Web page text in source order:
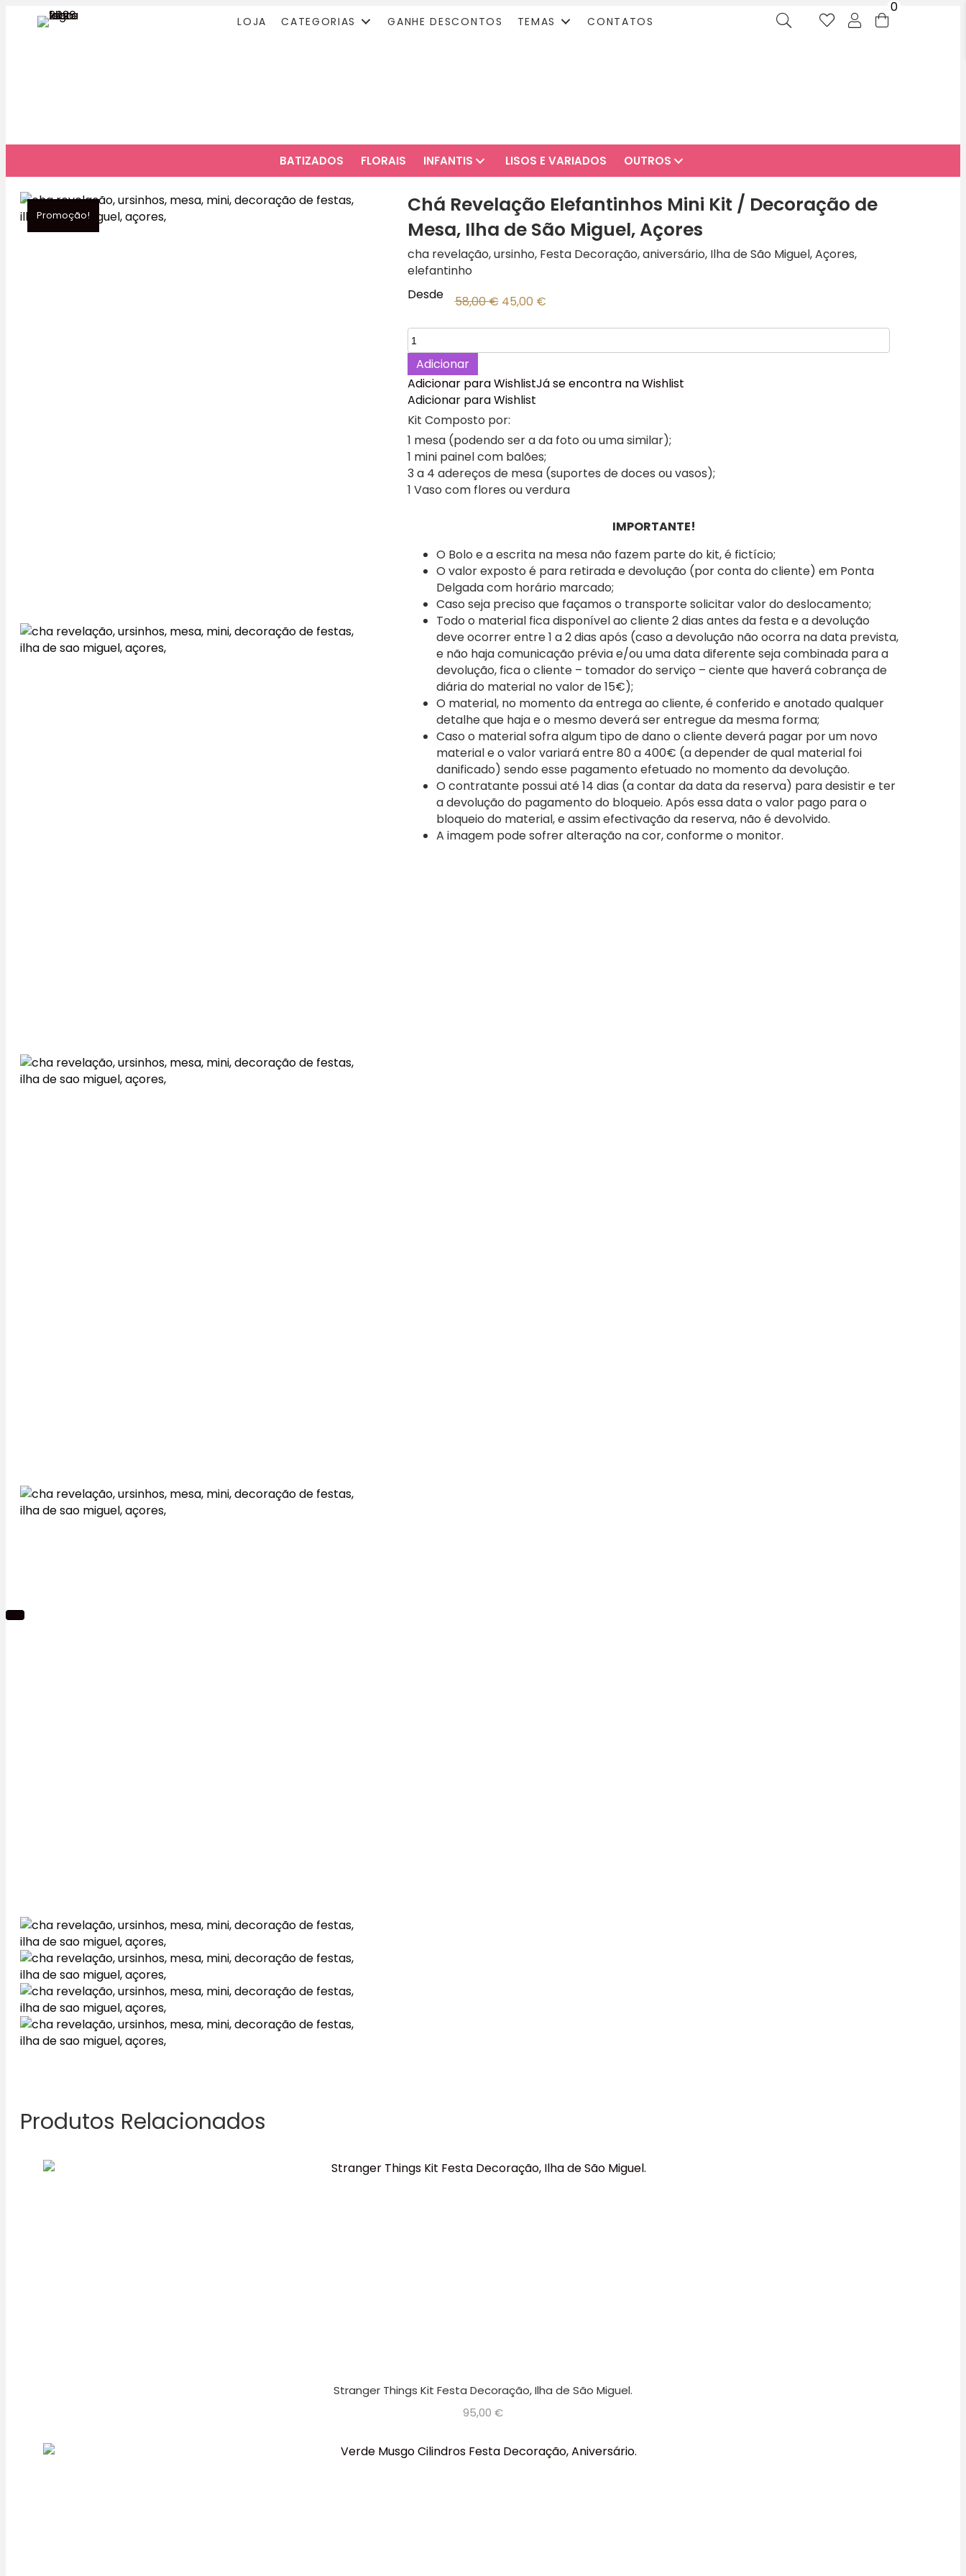
LOJA CATEGORIAS GANHE DESCONTOS TEMAS CONTATOS
0
BATIZADOS FLORAIS INFANTIS LISOS E VARIADOS OUTROS
Promoção!
Chá Revelação Elefantinhos Mini Kit / Decoração de
Mesa, Ilha de São Miguel, Açores
cha revelação, ursinho, Festa Decoração, aniversário, Ilha de São Miguel, Açores,
elefantinho
Desde
58,00€ O
original
era:
45,00 €O
atual
é:
Quantidade
de
Chá
Revelação
Elefantinhos
Mini
Kit
/
Decoração
de
São
Miguel,
Açores
Adicionar
Adicionar para WishlistJá se encontra na Wishlist
Adicionar para Wishlist
Kit Composto por:
1 mesa (podendo ser a da foto ou uma similar);
1 mini painel com balões;
3 a 4 adereços de mesa (suportes de doces ou vasos);
1 Vaso com flores ou verdura
IMPORTANTE!
O Bolo e a escrita na mesa não fazem parte do kit, é fictício;
O valor exposto é para retirada e devolução (por conta do cliente) em Ponta
Delgada com horário marcado;
Caso seja preciso que façamos o transporte solicitar valor do deslocamento;
Todo o material fica disponível ao cliente 2 dias antes da festa e a devolução
deve ocorrer entre 1 a 2 dias após (caso a devolução não ocorra na data prevista,
e não haja comunicação prévia e/ou uma data diferente seja combinada para a
devolução, fica o cliente – tomador do serviço – ciente que haverá cobrança de
diária do material no valor de 15€);
O material, no momento da entrega ao cliente, é conferido e anotado qualquer
detalhe que haja e o mesmo deverá ser entregue da mesma forma;
Caso o material sofra algum tipo de dano o cliente deverá pagar por um novo
material e o valor variará entre 80 a 400€ (a depender de qual material foi
danificado) sendo esse pagamento efetuado no momento da devolução.
O contratante possui até 14 dias (a contar da data da reserva) para desistir e ter
a devolução do pagamento do bloqueio. Após essa data o valor pago para o
bloqueio do material, e assim efectivação da reserva, não é devolvido.
A imagem pode sofrer alteração na cor, conforme o monitor.
Produtos Relacionados
Stranger Things Kit Festa Decoração, Ilha de São Miguel.
95,00 €